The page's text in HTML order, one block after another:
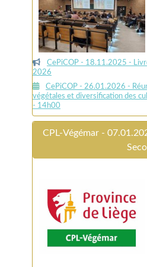
CePiCOP - 18.11.2025 -
2026
CePiCOP - 26.01.2026 -
végétales et diversification des
- 14h00
CPL-Végémar -